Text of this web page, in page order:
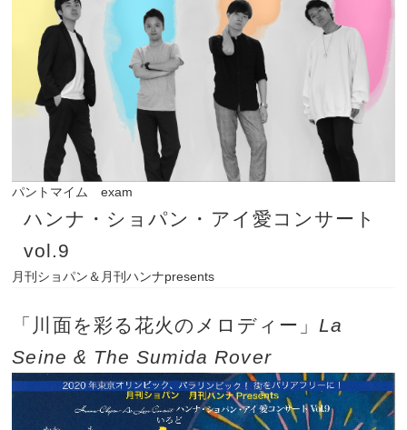
パントマイム exam
ハンナ・ショパン・アイ愛コンサート
vol.9
月刊ショパン＆月刊ハンナpresents
「川面を彩る花火のメロディー」 La
Seine & The Sumida Rover